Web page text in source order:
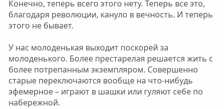
Конечно, теперь всего этого нету. Теперь все это,
благодаря революции, кануло в вечность. И теперь
этого не бывает.
У нас молоденькая выходит поскорей за
молоденького. Более престарелая решается жить с
более потрепанным экземпляром. Совершенно
старые переключаются вообще на что-нибудь
эфемерное – играют в шашки или гуляют себе по
набережной.